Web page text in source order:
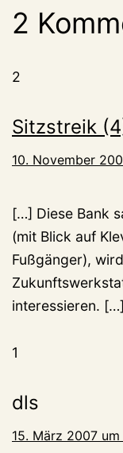
2
2
Sitzstreik
10. November
[…] Diese Bank
(mit Blick auf
Fußgänger),
interessieren. […]
1
dls
15. März 2007